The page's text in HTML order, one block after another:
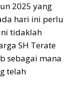
2025 yang
hari ini perlu
tidaklah
SH Terate
sebagai mana
telah